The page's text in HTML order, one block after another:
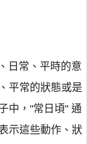
日常、平時的意
平常的狀態或是
中，"常日頃" 通
示這些動作、狀